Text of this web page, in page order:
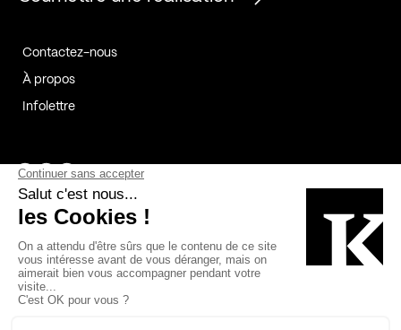
Contactez-nous
À propos
Infolettre
Page Facebook de Kollectif
Page Instagram de Kollectif
Page Linkedin de Kollectif
Bâtiment-Durable-Québec-1
Esquisses-1